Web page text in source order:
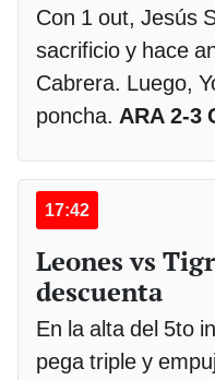
Con 1 out, Jesús
sacrificio y hace
Cabrera. Luego,
poncha. ARA 2-3
17:42
Leones vs
descuenta
En la alta del 5to
pega triple y